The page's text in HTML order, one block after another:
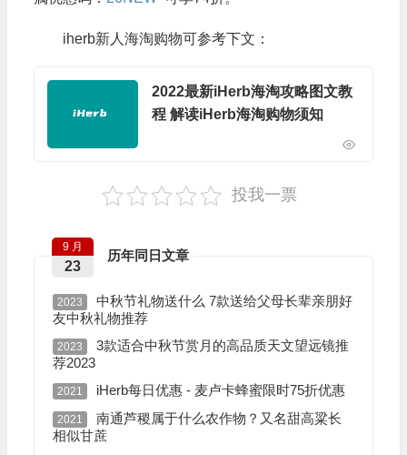
iherb新人海淘购物可参考下文：
2022最新iHerb海淘攻略图文教
程 解读iHerb海淘购物须知
投我一票
历年同日文章
9 月
23
2023
中秋节礼物送什么 7款送给父母长辈亲朋好
友中秋礼物推荐
2023
3款适合中秋节赏月的高品质天文望远镜推
荐2023
2021 iHerb每日优惠 - 麦卢卡蜂蜜限时75折优惠
2021
南通芦稷属于什么农作物？又名甜高粱长
相似甘蔗